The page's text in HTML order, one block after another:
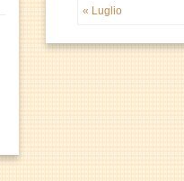
« Luglio